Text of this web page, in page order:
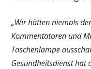
„Wir hätten niemals
Kommentatoren und
Taschenlampe
Gesundheitsdienst hat